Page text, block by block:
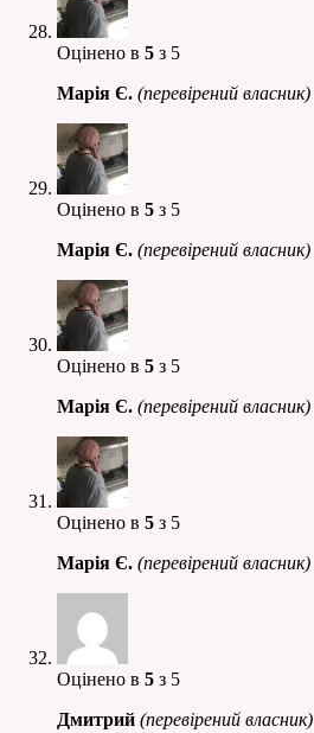
Оцінено в 5 з 5
Марія Є. (перевірений власник)
Оцінено в 5 з 5
Марія Є. (перевірений власник)
Оцінено в 5 з 5
Марія Є. (перевірений власник)
Оцінено в 5 з 5
Марія Є. (перевірений власник)
Оцінено в 5 з 5
Дмитрий (перевірений власник)